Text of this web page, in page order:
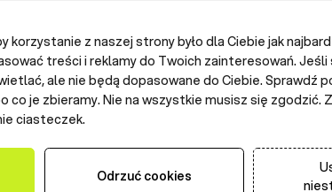
korzystanie z naszej strony było dla Ciebie jak
treści i reklamy do Twoich zainteresowań. Jeśli
ale nie będą dopasowane do Ciebie. Sprawdź
co je zbieramy. Nie na wszystkie musisz się zgodzić.
ciasteczek.
Odrzuć cookies